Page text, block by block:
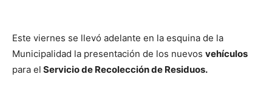
Este viernes se llevó adelante en la esquina de la
Municipalidad la presentación de los nuevos vehículos
para el Servicio de Recolección de Residuos.